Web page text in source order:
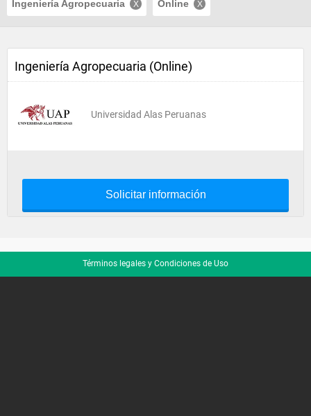
Ingeniería Agropecuaria Online
Ingeniería Agropecuaria (Online)
Universidad Alas Peruanas
Solicitar información
Términos legales y Condiciones de Uso